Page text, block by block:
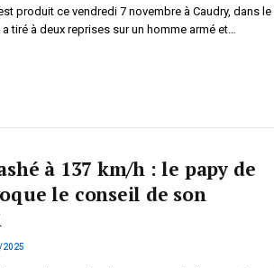
produit ce vendredi 7 novembre à Caudry, dans le
a tiré à deux reprises sur un homme armé et…
à 137 km/h : le papy de
le conseil de son